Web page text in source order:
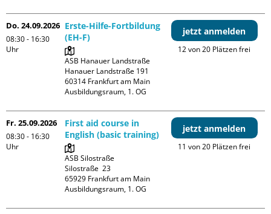
Do. 24.09.2026
08:30 - 16:30
Uhr
Erste-Hilfe-Fortbildung
(EH-F)
ASB Hanauer Landstraße
Hanauer Landstraße 191
60314 Frankfurt am Main
Ausbildungsraum, 1. OG
jetzt anmelden
12 von 20 Plätzen frei
Fr. 25.09.2026
08:30 - 16:30
Uhr
First aid course in
English (basic training)
ASB Silostraße
Silostraße  23
65929 Frankfurt am Main
Ausbildungsraum, 1. OG
jetzt anmelden
11 von 20 Plätzen frei